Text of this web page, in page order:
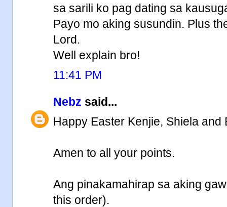
sa sarili ko pag dating sa
Payo mo aking susundin. Plus
Lord.
Well explain bro!
11:41 PM
Nebz said...
Happy Easter Kenjie, Shiela and
Amen to all your points.
Ang pinakamahirap sa aking
this order).